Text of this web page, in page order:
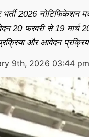
2026 नोटिफिकेशन
20 फरवरी से 19
और आवेदन
9th, 2026 03:44 pm